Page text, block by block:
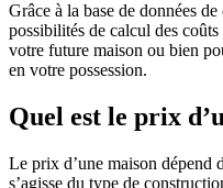
Grâce à la base de données
possibilités de calcul des
votre future maison ou bien
en votre possession.
Quel est le prix
Le prix d’une maison dépend
s’agisse du type de